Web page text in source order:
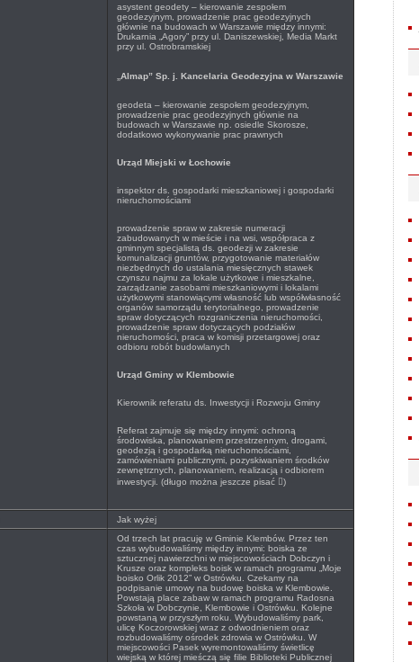
asystent geodety – kierowanie zespołem
geodezyjnym, prowadzenie prac geodezyjnych
głównie na budowach w Warszawie między innymi:
Drukarnia „Agory” przy ul. Daniszewskiej, Media Markt
przy ul. Ostrobramskiej
„Almap” Sp. j. Kancelaria Geodezyjna w Warszawie
geodeta – kierowanie zespołem geodezyjnym,
prowadzenie prac geodezyjnych głównie na
budowach w Warszawie np. osiedle Skorosze,
dodatkowo wykonywanie prac prawnych
Urząd Miejski w Łochowie
inspektor ds. gospodarki mieszkaniowej i gospodarki
nieruchomościami
prowadzenie spraw w zakresie numeracji
zabudowanych w mieście i na wsi, współpraca z
gminnym specjalistą ds. geodezji w zakresie
komunalizacji gruntów, przygotowanie materiałów
niezbędnych do ustalania miesięcznych stawek
czynszu najmu za lokale użytkowe i mieszkalne,
zarządzanie zasobami mieszkaniowymi i lokalami
użytkowymi stanowiącymi własność lub współwłasność
organów samorządu terytorialnego, prowadzenie
spraw dotyczących rozgraniczenia nieruchomości,
prowadzenie spraw dotyczących podziałów
nieruchomości, praca w komisji przetargowej oraz
odbioru robót budowlanych
Urząd Gminy w Klembowie
Kierownik referatu ds. Inwestycji i Rozwoju Gminy
Referat zajmuje się między innymi: ochroną
środowiska, planowaniem przestrzennym, drogami,
geodezją i gospodarką nieruchomościami,
zamówieniami publicznymi, pozyskiwaniem środków
zewnętrznych, planowaniem, realizacją i odbiorem
inwestycji. (długo można jeszcze pisać )
Jak wyżej
Od trzech lat pracuję w Gminie Klembów. Przez ten
czas wybudowaliśmy między innymi: boiska ze
sztucznej nawierzchni w miejscowościach Dobczyn i
Krusze oraz kompleks boisk w ramach programu „Moje
boisko Orlik 2012” w Ostrówku. Czekamy na
podpisanie umowy na budowę boiska w Klembowie.
Powstają place zabaw w ramach programu Radosna
Szkoła w Dobczynie, Klembowie i Ostrówku. Kolejne
powstaną w przyszłym roku. Wybudowaliśmy park,
ulicę Koczorowskiej wraz z odwodnieniem oraz
rozbudowaliśmy ośrodek zdrowia w Ostrówku. W
miejscowości Pasek wyremontowaliśmy świetlicę
wiejską w której mieśczą się filie Biblioteki Publicznej